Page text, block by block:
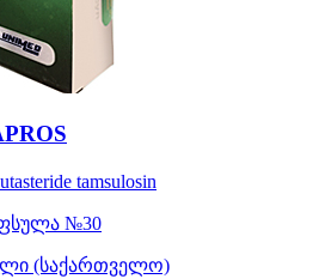
tamsulosin
№30
(საქართველო)